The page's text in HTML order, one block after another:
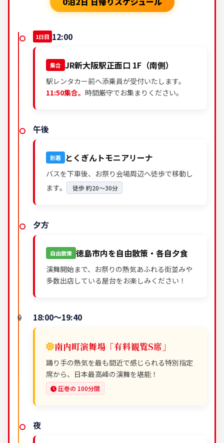
1日目 12:00
集合 JR新大阪駅正面口 1F（南側）
駅レンタカー前へ添乗員が受付いたします。
11:50集合。 時間厳守でお集まりください。
午後
到着 とくぎんトモニアリーナ
バスを下車後、お祭り会場周辺へ徒歩で移動し
ます。
徒歩 約20～30分
夕方
自由散策 徳島市内を自由散策・各自夕食
演舞開始まで、お祭りの熱気あふれる街並みや
多数出店している屋台をお楽しみください！
18:00～19:40
南内町演舞場「有料観覧S席」
踊り手の熱気を最も間近で感じられる特別指定
席から、日本最高峰の演舞を堪能！
圧巻の 100分間
夜